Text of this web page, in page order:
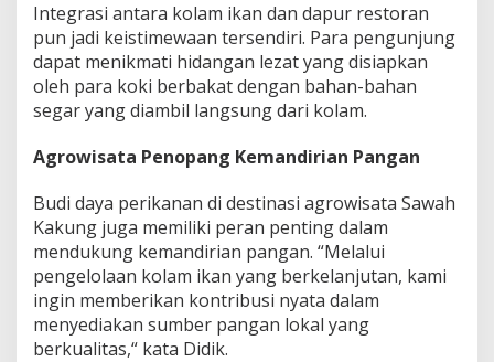
Integrasi antara kolam ikan dan dapur restoran
pun jadi keistimewaan tersendiri. Para pengunjung
dapat menikmati hidangan lezat yang disiapkan
oleh para koki berbakat dengan bahan-bahan
segar yang diambil langsung dari kolam.
Agrowisata Penopang Kemandirian Pangan
Budi daya perikanan di destinasi agrowisata Sawah
Kakung juga memiliki peran penting dalam
mendukung kemandirian pangan. “Melalui
pengelolaan kolam ikan yang berkelanjutan, kami
ingin memberikan kontribusi nyata dalam
menyediakan sumber pangan lokal yang
berkualitas,“ kata Didik.